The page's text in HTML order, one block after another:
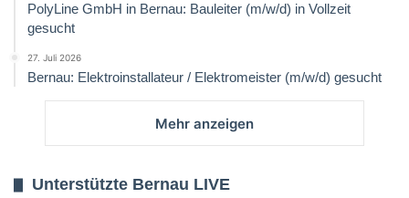
PolyLine GmbH in Bernau: Bauleiter (m/w/d) in Vollzeit
gesucht
27. Juli 2026
Bernau: Elektroinstallateur / Elektromeister (m/w/d) gesucht
Mehr anzeigen
Unterstützte Bernau LIVE